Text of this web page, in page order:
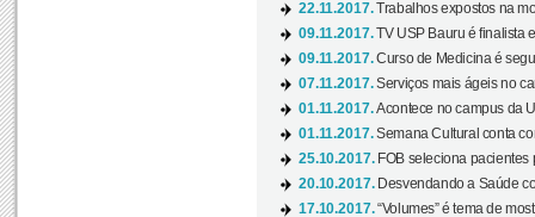
22.11.2017.Trabalhos expostos na
09.11.2017.TV USP Bauru é finalista
09.11.2017.Curso de Medicina é
07.11.2017.Serviços mais ágeis no
01.11.2017.Acontece no campus da
01.11.2017.Semana Cultural conta
25.10.2017. FOB seleciona pacientes
20.10.2017. Desvendando a Saúde
17.10.2017.“Volumes” é tema de